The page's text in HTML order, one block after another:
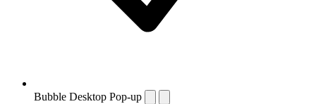
Bubble Desktop Pop-up